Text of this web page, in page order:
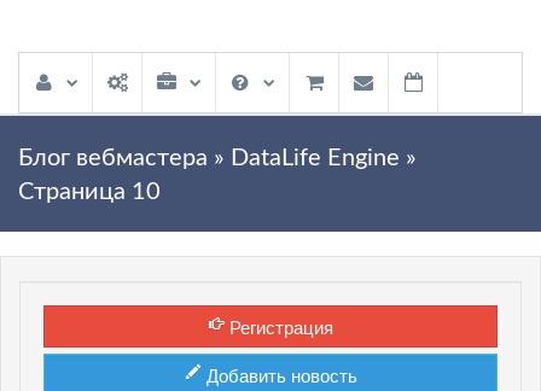
Блог вебмастера » DataLife Engine »
Страница 10
Регистрация
Добавить новость